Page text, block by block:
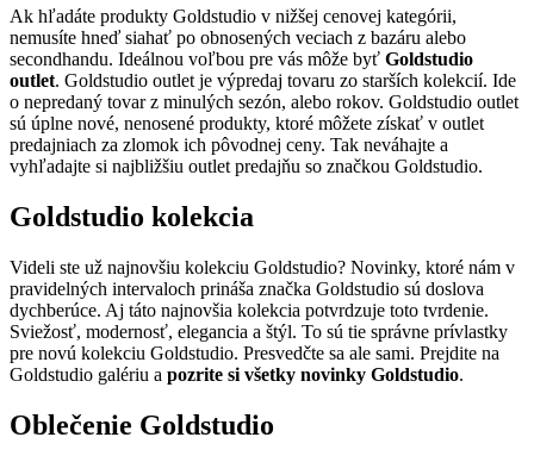
Ak hľadáte produkty Goldstudio v nižšej cenovej kategórii,
nemusíte hneď siahať po obnosených veciach z bazáru alebo
secondhandu. Ideálnou voľbou pre vás môže byť Goldstudio
outlet. Goldstudio outlet je výpredaj tovaru zo starších kolekcií. Ide
o nepredaný tovar z minulých sezón, alebo rokov. Goldstudio outlet
sú úplne nové, nenosené produkty, ktoré môžete získať v outlet
predajniach za zlomok ich pôvodnej ceny. Tak neváhajte a
vyhľadajte si najbližšiu outlet predajňu so značkou Goldstudio.
Goldstudio kolekcia
Videli ste už najnovšiu kolekciu Goldstudio? Novinky, ktoré nám v
pravidelných intervaloch prináša značka Goldstudio sú doslova
dychberúce. Aj táto najnovšia kolekcia potvrdzuje toto tvrdenie.
Sviežosť, modernosť, elegancia a štýl. To sú tie správne prívlastky
pre novú kolekciu Goldstudio. Presvedčte sa ale sami. Prejdite na
Goldstudio galériu a pozrite si všetky novinky Goldstudio.
Oblečenie Goldstudio